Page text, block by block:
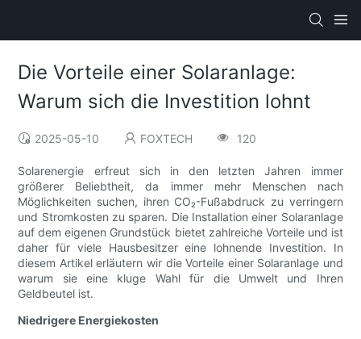
Die Vorteile einer Solaranlage:
Warum sich die Investition lohnt
2025-05-10 FOXTECH 120
Solarenergie erfreut sich in den letzten Jahren immer
größerer Beliebtheit, da immer mehr Menschen nach
Möglichkeiten suchen, ihren CO₂-Fußabdruck zu verringern
und Stromkosten zu sparen. Die Installation einer Solaranlage
auf dem eigenen Grundstück bietet zahlreiche Vorteile und ist
daher für viele Hausbesitzer eine lohnende Investition. In
diesem Artikel erläutern wir die Vorteile einer Solaranlage und
warum sie eine kluge Wahl für die Umwelt und Ihren
Geldbeutel ist.
Niedrigere Energiekosten